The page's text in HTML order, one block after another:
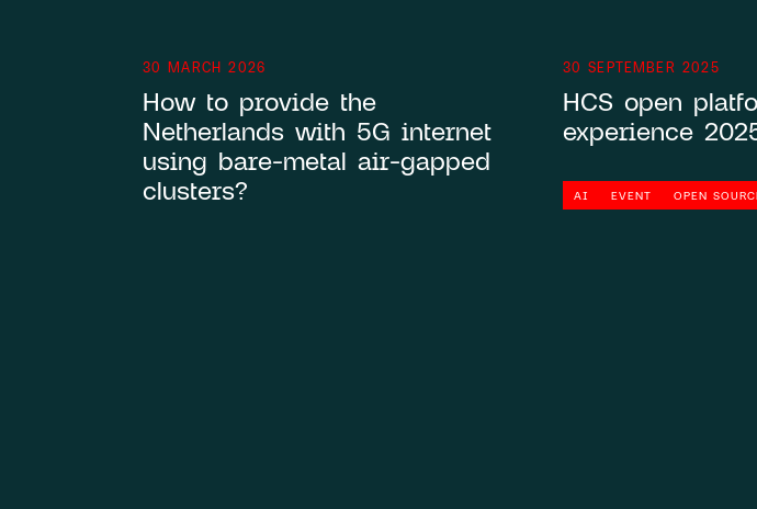
30 MARCH 2026
How to provide the
Netherlands with 5G internet
using bare-metal air-gapped
clusters?
30 SEPTEMBER 2025
HCS open
experience
AI EVENT OPEN